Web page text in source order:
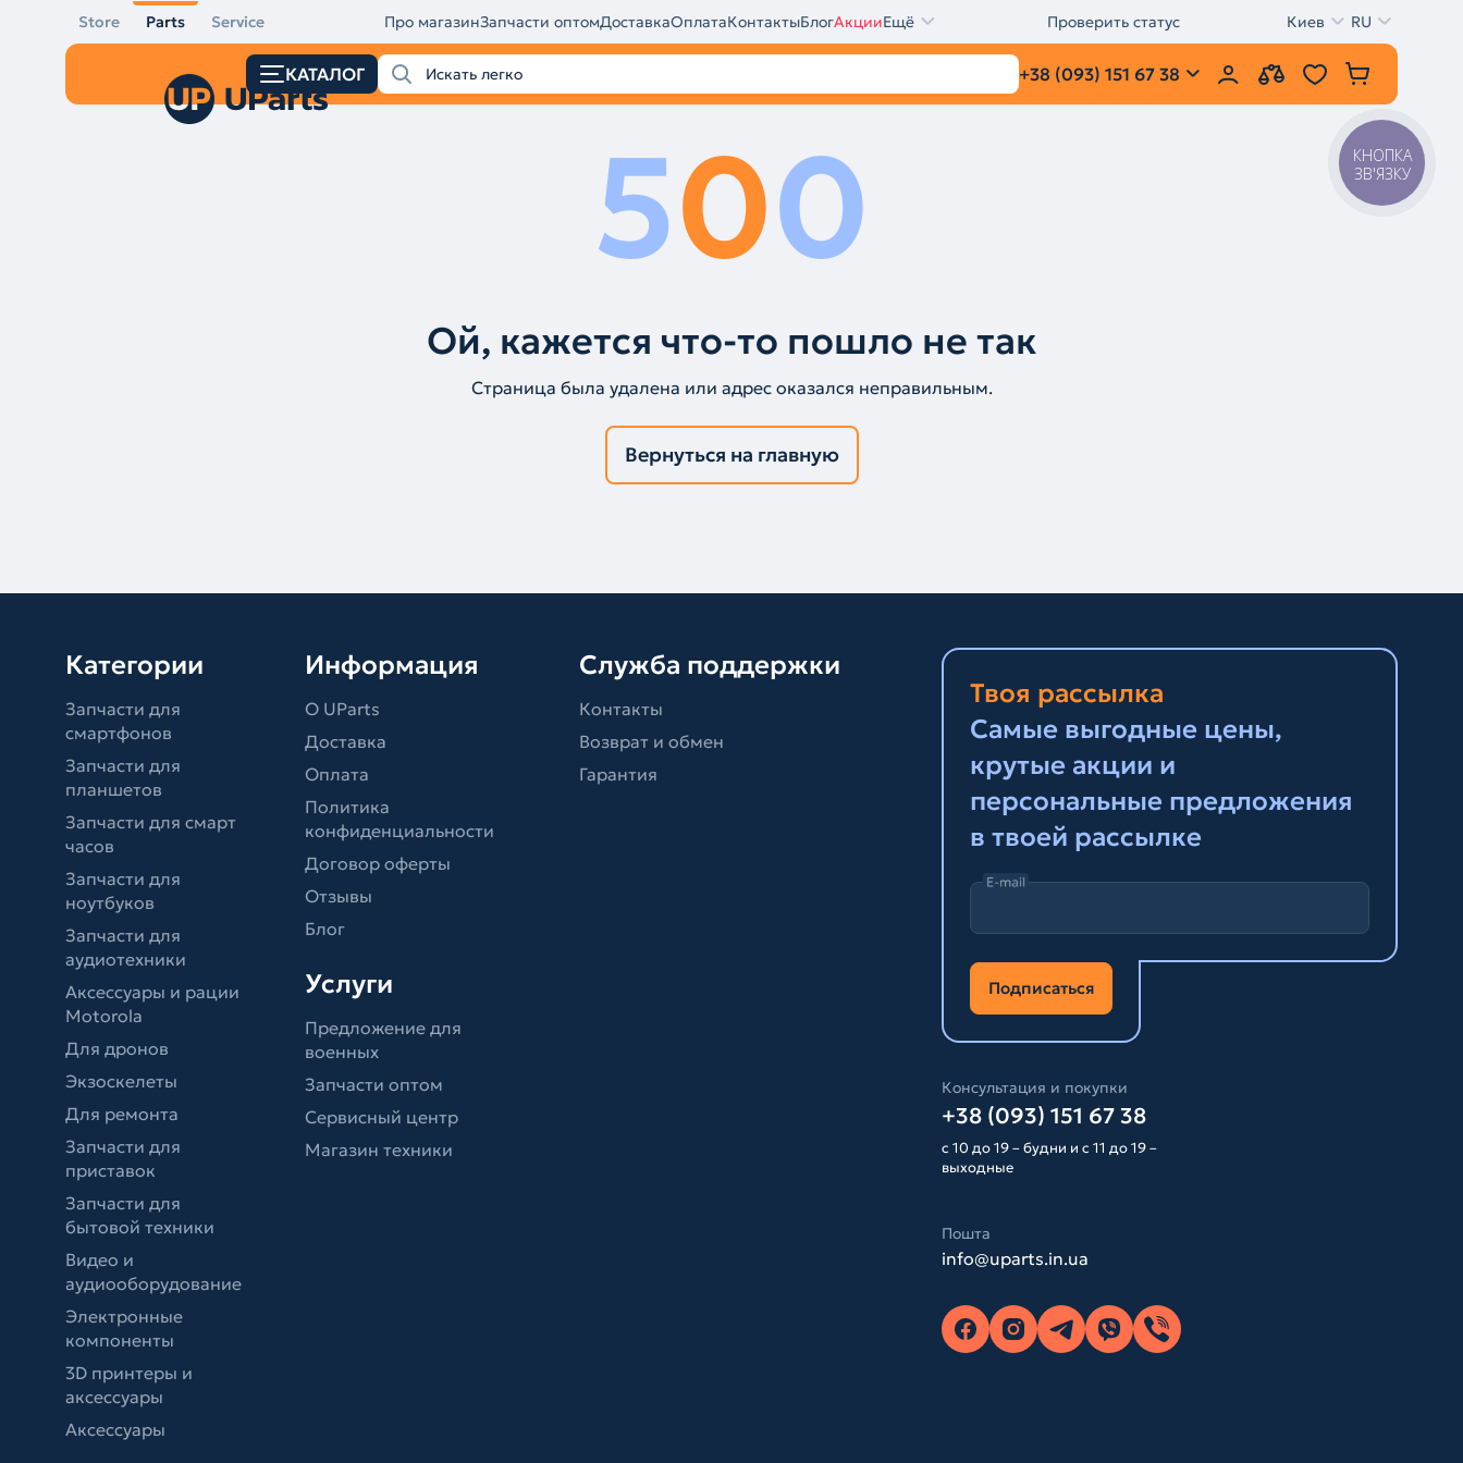
Store Parts Service Про магазинЗапчасти оптомДоставкаОплатаКонтактыБлогАкцииЕщё Проверить статус Киев RU
КАТАЛОГ +38 (093) 151 67 38
500
Ой, кажется что-то пошло не так
Страница была удалена или адрес оказался неправильным.
Вернуться на главную
Категории
Запчасти для
смартфонов
Запчасти для
планшетов
Запчасти для смарт
часов
Запчасти для
ноутбуков
Запчасти для
аудиотехники
Аксессуары и рации
Motorola
Для дронов
Экзоскелеты
Для ремонта
Запчасти для
приставок
Запчасти для
бытовой техники
Видео и
аудиооборудование
Электронные
компоненты
3D принтеры и
аксессуары
Аксессуары
Информация
О UParts
Доставка
Оплата
Политика
конфиденциальности
Договор оферты
Отзывы
Блог
Услуги
Предложение для
военных
Запчасти оптом
Сервисный центр
Магазин техники
Служба поддержки
Контакты
Возврат и обмен
Гарантия
Твоя рассылка
Самые выгодные цены,
крутые акции и
персональные предложения
в твоей рассылке
E-mail
Подписаться
Консультация и покупки
+38 (093) 151 67 38
с 10 до 19 – будни и с 11 до 19 –
выходные
Пошта
info@uparts.in.ua
КНОПКА
ЗВ'ЯЗКУ